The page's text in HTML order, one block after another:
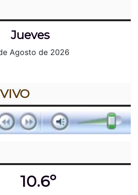
Jueves
Agosto de 2026
10.6º